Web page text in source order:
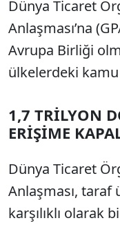
Dünya Ticaret
Anlaşması’na
Avrupa Birliği
ülkelerdeki kamu
1,7 TRİLYON
ERİŞİME
Dünya Ticaret
Anlaşması, taraf
karşılıklı olarak